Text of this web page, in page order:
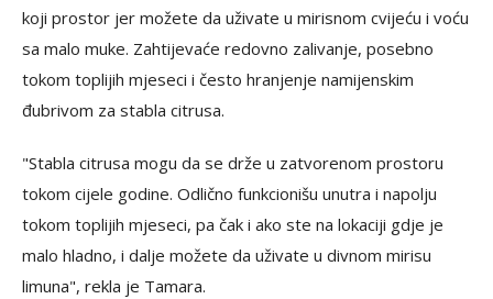
koji prostor jer možete da uživate u mirisnom cvijeću i voću
sa malo muke. Zahtijevaće redovno zalivanje, posebno
tokom toplijih mjeseci i često hranjenje namijenskim
đubrivom za stabla citrusa.
"Stabla citrusa mogu da se drže u zatvorenom prostoru
tokom cijele godine. Odlično funkcionišu unutra i napolju
tokom toplijih mjeseci, pa čak i ako ste na lokaciji gdje je
malo hladno, i dalje možete da uživate u divnom mirisu
limuna", rekla je Tamara.